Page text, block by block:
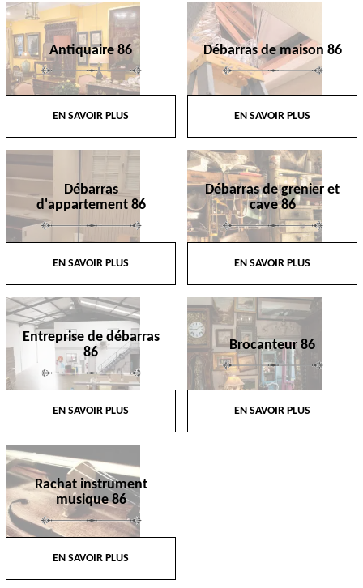
Antiquaire 86
EN SAVOIR PLUS
Débarras de maison 86
EN SAVOIR PLUS
Débarras
d'appartement 86
EN SAVOIR PLUS
Débarras de grenier et
cave 86
EN SAVOIR PLUS
Entreprise de débarras
86
EN SAVOIR PLUS
Brocanteur 86
EN SAVOIR PLUS
Rachat instrument
musique 86
EN SAVOIR PLUS